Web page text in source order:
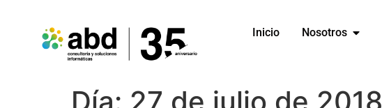
Inicio Nosotros